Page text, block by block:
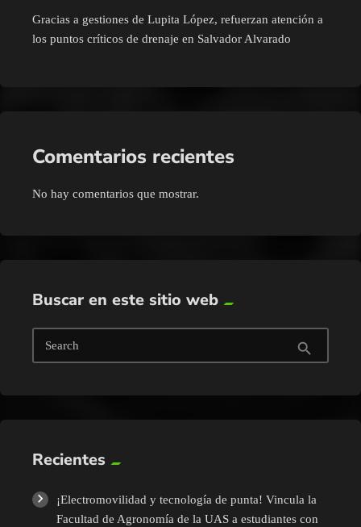
Gracias a gestiones de Lupita López, refuerzan atención a
los puntos críticos de drenaje en Salvador Alvarado
Comentarios recientes
No hay comentarios que mostrar.
Buscar en este sitio web
Search search
Recientes
¡Electromovilidad y tecnología de punta! Vincula la
Facultad de Agronomía de la UAS a estudiantes con